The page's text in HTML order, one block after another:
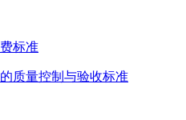
标准
质量控制与验收标准